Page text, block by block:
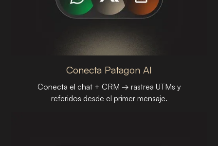
Conecta Patagon AI
Conecta el chat + CRM → rastrea UTMs y
referidos desde el primer mensaje.